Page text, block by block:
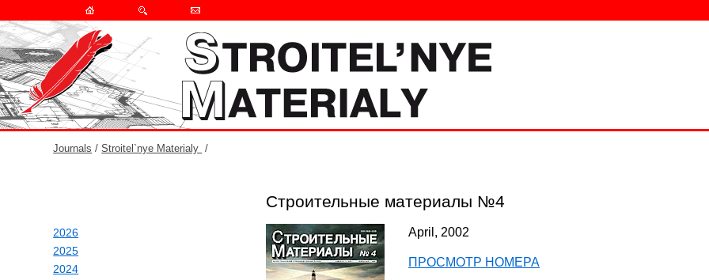
Journals /Stroitel`nye Materialy /
Строительные материалы №4
2026
2025
2024
April, 2002
ПРОСМОТР НОМЕРА